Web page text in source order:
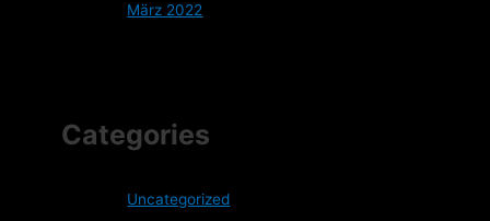
März 2022
Categories
Uncategorized